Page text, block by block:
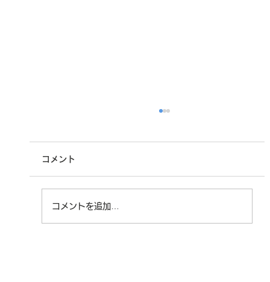
実績紹介_08
コメント
コメントを追加…